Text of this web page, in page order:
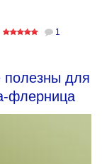
1
полезны для
флерница